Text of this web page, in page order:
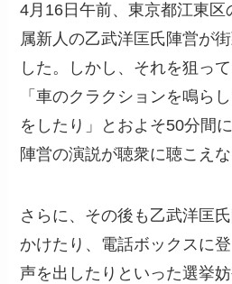
4月16日午前、東京都江東
属新人の乙武洋匡氏陣営が
した。しかし、それを狙っ
「車のクラクションを鳴ら
をしたり」とおよそ50分間
陣営の演説が聴衆に聴こえ
さらに、その後も乙武洋匡
かけたり、電話ボックスに
声を出したりといった選挙